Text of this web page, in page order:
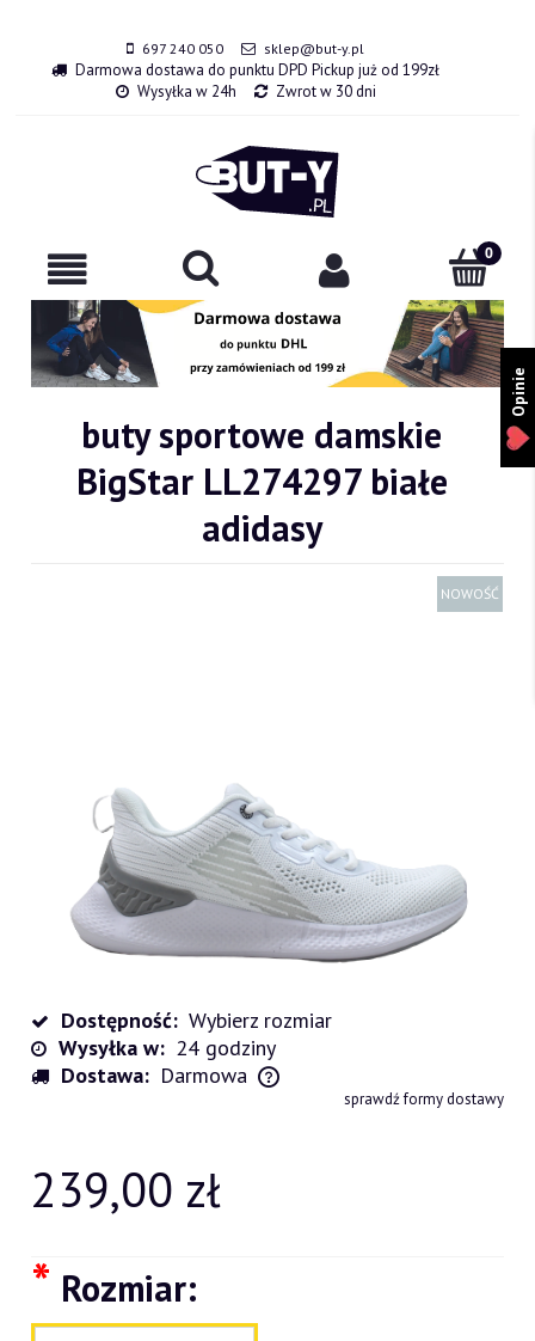
697 240 050 sklep@but-y.pl
Darmowa dostawa do punktu DPD Pickup już od 199zł
Wysyłka w 24h
Zwrot w 30 dni
buty sportowe damskie
BigStar LL274297 białe
adidasy
NOWOŚĆ
Dostępność: Wybierz rozmiar
Wysyłka w: 24 godziny
Dostawa: Darmowa
Cena nie zawiera ewentualnych kosztów płatnościsprawdź formy dostawy
239,00 zł
* Rozmiar:
Opinie